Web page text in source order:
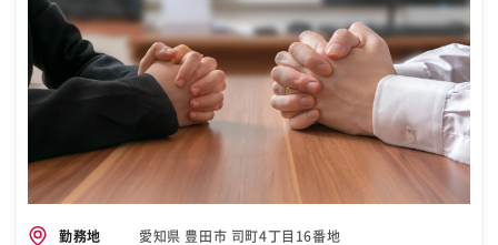
競争環境は少なく、丁寧で確かな提案が実績に繋がる社風です。 ■当
社について： ＜トヨタすまいるライフとは？＞ トヨタグループで働く
全ての従業員の「すまい」をサポートする会社です。主には大きく以
下3つの事業を行っています。 ◎住宅事業：トヨタホームの販売会社
としてお客様の「住宅」をご支援します ◎福利厚生事業：トヨタ自動
車に所属する従業員の福利厚生に関する手続きを当社にて全て行って
おります ◎受託事業：その他「すまい」に繋がるさまざまなサービス
を受託しています（マンション管理、樹木剪定、介護サービスなど）
変更の範囲：会社の定める業務 ［自衛隊・転職・求人］
勤務地 愛知県 豊田市 司町4丁目16番地